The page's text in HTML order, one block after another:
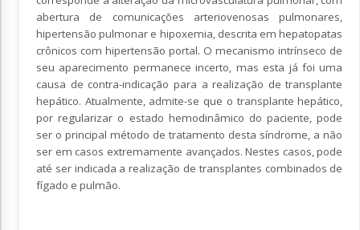
abertura de comunicações arteriovenosas pulmonares,
hipertensão pulmonar e hipoxemia, descrita em hepatopatas
crônicos com hipertensão portal. O mecanismo intrínseco de
seu aparecimento permanece incerto, mas esta já foi uma
causa de contra-indicação para a realização de transplante
hepático. Atualmente, admite-se que o transplante hepático,
por regularizar o estado hemodinâmico do paciente, pode
ser o principal método de tratamento desta síndrome, a não
ser em casos extremamente avançados. Nestes casos, pode
até ser indicada a realização de transplantes combinados de
fígado e pulmão.